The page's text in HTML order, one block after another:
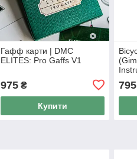
Гафф карти | DMC
ELITES: Pro Gaffs V1
975₴
Купити
795